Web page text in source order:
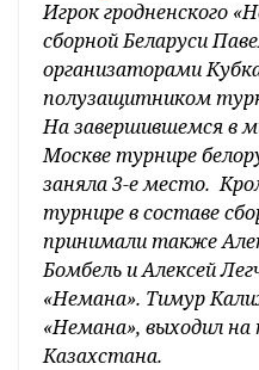
Игрок гродненского
сборной Беларуси
организаторами
полузащитником
На завершившемся в
Москве турнире
заняла 3-е место.
турнире в составе
принимали также
Бомбель и Алексей
«Немана». Тимур
«Немана», выходил на
Казахстана.